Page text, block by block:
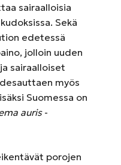
sairaalloisia
Sekä
edetessä
jolloin uuden
sairaalloiset
myös
Suomessa on
auris-
porojen